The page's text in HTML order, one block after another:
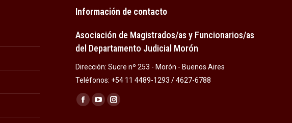
Información de contacto
Asociación de Magistrados/as y Funcionarios/as
del Departamento Judicial Morón
Dirección: Sucre nº 253 - Morón - Buenos Aires
Teléfonos: +54 11 4489-1293 / 4627-6788
Encuéntranos en:
Facebook
YouTubeInstagram